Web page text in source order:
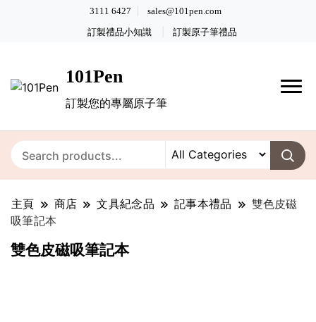
3111 6427 sales@101pen.com
訂製禮品小知識 訂製原子筆禮品
101Pen
訂製您的專屬原子筆
主頁 商店 文具紀念品 記事本禮品
雙色皮磁
吸筆記本
雙色皮磁吸筆記本